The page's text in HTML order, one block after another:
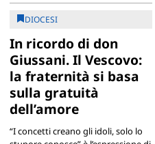
DIOCESI
In ricordo di don
Giussani. Il Vescovo:
la fraternità si basa
sulla gratuità
dell’amore
“I concetti creano gli idoli, solo lo